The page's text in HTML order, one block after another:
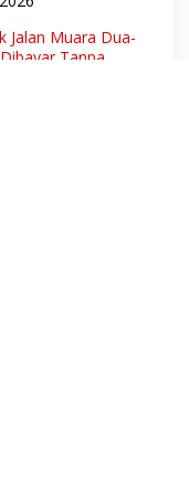
Jalan Muara Dua-
Tanpa